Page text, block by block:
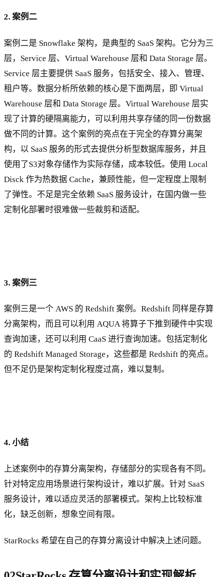
2. 案例二
案例二是 Snowflake 架构，是典型的 SaaS 架构。它分为三
层，Service 层、Virtual Warehouse 层和 Data Storage 层。
Service 层主要提供 SaaS 服务，包括安全、接入、管理、
租户等。数据分析所依赖的核心是下面两层，即 Virtual
Warehouse 层和 Data Storage 层。Virtual Warehouse 层实
现了计算的硬隔离能力，可以利用共享存储的同一份数据
做不同的计算。这个案例的亮点在于完全的存算分离架
构，以 SaaS 服务的形式去提供分析型数据库服务，并且
使用了S3对象存储作为实际存储，成本较低。使用 Local
Disck 作为热数据 Cache，兼顾性能，但一定程度上限制
了弹性。不足是完全依赖 SaaS 服务设计，在国内做一些
定制化部署时很难做一些裁剪和适配。
3. 案例三
案例三是一个 AWS 的 Redshift 案例。Redshift 同样是存算
分离架构，而且可以利用 AQUA 将算子下推到硬件中实现
查询加速，还可以利用 CaaS 进行查询加速。包括定制化
的 Redshift Managed Storage，这些都是 Redshift 的亮点。
但不足仍是架构定制化程度过高，难以复制。
4. 小结
上述案例中的存算分离架构，存储部分的实现各有不同。
针对特定应用场景进行架构设计，难以扩展。针对 SaaS
服务设计，难以适应灵活的部署模式。架构上比较标准
化，缺乏创新，想象空间有限。
StarRocks 希望在自己的存算分离设计中解决上述问题。